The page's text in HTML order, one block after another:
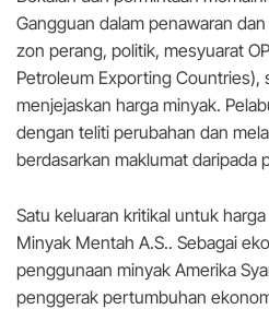
Gangguan dalam penawaran
zon perang, politik, mesyuarat
Petroleum Exporting Countries),
menjejaskan harga minyak.
dengan teliti perubahan dan
berdasarkan maklumat daripada
Satu keluaran kritikal untuk
Minyak Mentah A.S.. Sebagai
penggunaan minyak Amerika
penggerak pertumbuhan